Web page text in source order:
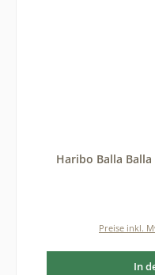
Haribo Balla
Preise inkl.
In